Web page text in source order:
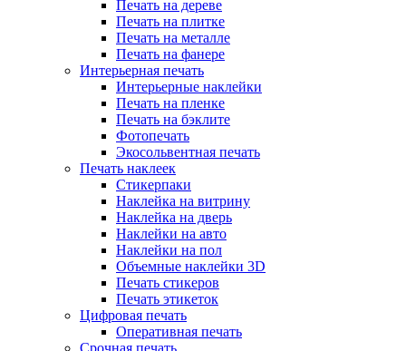
Печать на дереве
Печать на плитке
Печать на металле
Печать на фанере
Интерьерная печать
Интерьерные наклейки
Печать на пленке
Печать на бэклите
Фотопечать
Экосольвентная печать
Печать наклеек
Стикерпаки
Наклейка на витрину
Наклейка на дверь
Наклейки на авто
Наклейки на пол
Объемные наклейки 3D
Печать стикеров
Печать этикеток
Цифровая печать
Оперативная печать
Срочная печать